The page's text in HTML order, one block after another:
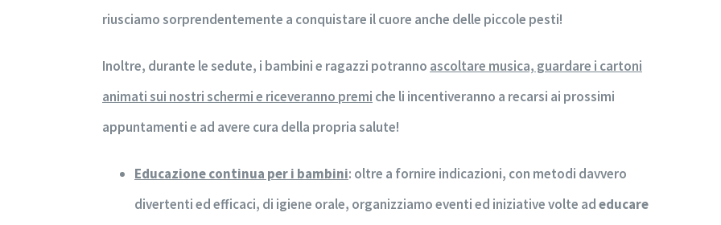
riusciamo sorprendentemente a conquistare il cuore anche delle piccole pesti!
Inoltre, durante le sedute, i bambini e ragazzi potranno ascoltare musica, guardare i cartoni
animati sui nostri schermi e riceveranno premi che li incentiveranno a recarsi ai prossimi
appuntamenti e ad avere cura della propria salute!
Educazione continua per i bambini: oltre a fornire indicazioni, con metodi davvero
divertenti ed efficaci, di igiene orale, organizziamo eventi ed iniziative volte adeducare